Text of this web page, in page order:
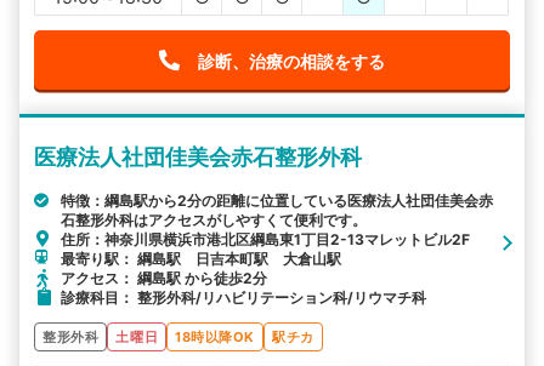
診断、治療の相談をする
医療法人社団佳美会赤石整形外科
特徴：綱島駅から2分の距離に位置している医療法人社団佳美会赤
石整形外科はアクセスがしやすくて便利です。
住所：神奈川県横浜市港北区綱島東1丁目2-13マレットビル2F
最寄り駅： 綱島駅 日吉本町駅 大倉山駅
アクセス： 綱島駅 から徒歩2分
診療科目： 整形外科/リハビリテーション科/リウマチ科
整形外科 土曜日 18時以降OK 駅チカ